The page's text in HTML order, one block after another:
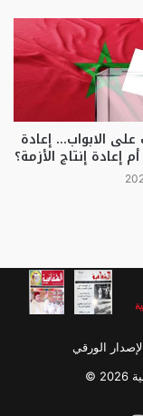
على الابواب… إعادة
إعادة إنتاج الأزمة؟
©